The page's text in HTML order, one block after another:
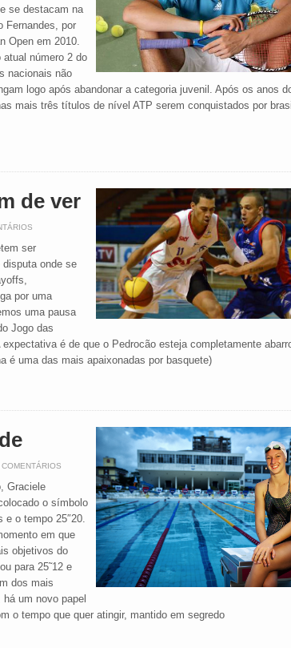
se destacam na
Fernandes, por
Open em 2010.
número 2 do
nacionais não
logo após abandonar a categoria juvenil. Após os anos
mais três títulos de nível ATP serem conquistados por
de ver
ser
onde se
por uma
uma pausa
Jogo das
é de que o Pedrocão esteja completamente
é uma das mais apaixonadas por basquete)
Graciele
o símbolo
e o tempo 25″20.
em que
objetivos do
para 25˜12 e
dos mais
um novo papel
o tempo que quer atingir, mantido em segredo